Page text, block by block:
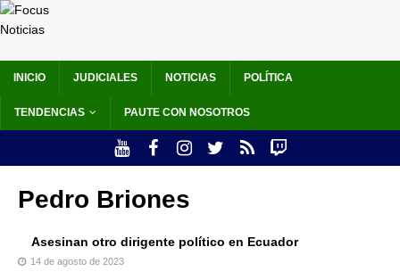
INICIO JUDICIALES NOTICIAS POLÍTICA
TENDENCIAS PAUTE CON NOSOTROS
Pedro Briones
Asesinan otro dirigente político en Ecuador
14 de agosto de 2023